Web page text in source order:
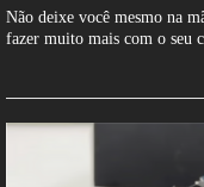
Não deixe você mesmo na
fazer muito mais com o seu